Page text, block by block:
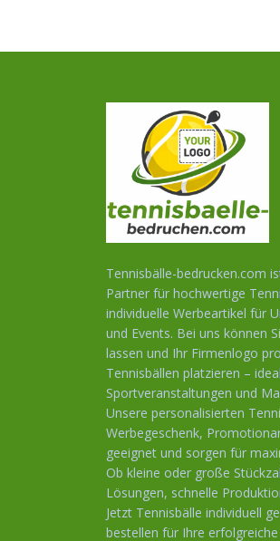
Tennisbälle-bedrucken.com
Partner für hochwertige
individuelle Werbeartikel für
und Events. Bei uns können
lassen und Ihr Firmenlogo
Tennisbällen platzieren –
Sportveranstaltungen und
Unsere personalisierten
Werbegeschenk,
geeignet und sorgen für
Ob kleine oder große
Lösungen, schnelle
Jetzt Tennisbälle individuell
bestellen für Ihre